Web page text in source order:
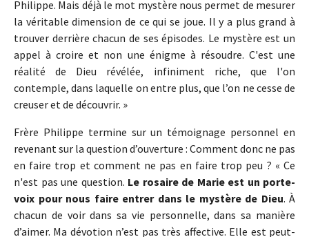
Philippe. Mais déjà le mot mystère nous permet de mesurer
la véritable dimension de ce qui se joue. Il y a plus grand à
trouver derrière chacun de ses épisodes. Le mystère est un
appel à croire et non une énigme à résoudre. C'est une
réalité de Dieu révélée, infiniment riche, que l'on
contemple, dans laquelle on entre plus, que l’on ne cesse de
creuser et de découvrir. »
Frère Philippe termine sur un témoignage personnel en
revenant sur la question d’ouverture : Comment donc ne pas
en faire trop et comment ne pas en faire trop peu ? « Ce
n'est pas une question. Le rosaire de Marie est un porte-
voix pour nous faire entrer dans le mystère de Dieu. À
chacun de voir dans sa vie personnelle, dans sa manière
d’aimer. Ma dévotion n’est pas très affective. Elle est peut-